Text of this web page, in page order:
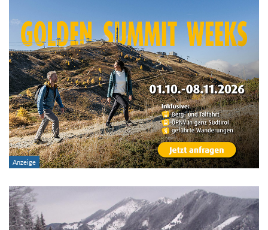
Region:
Gebirge:
Art der Tour:
Schwierigkeitsgrad:
von
bis